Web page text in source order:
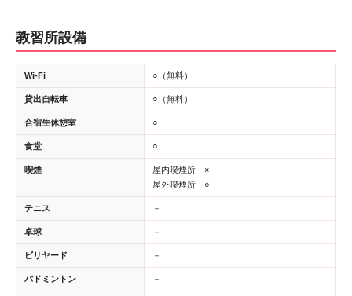
教習所設備
Wi-Fi ○（無料）
貸出自転車 ○（無料）
合宿生休憩室 ○
食堂 ○
喫煙
屋内喫煙所 ×
屋外喫煙所 ○
テニス －
卓球 －
ビリヤード －
バドミントン －